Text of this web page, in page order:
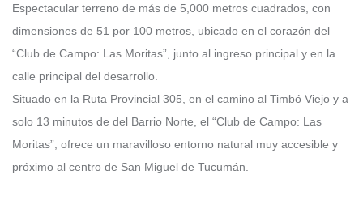
Espectacular terreno de más de 5,000 metros cuadrados, con
dimensiones de 51 por 100 metros, ubicado en el corazón del
“Club de Campo: Las Moritas”, junto al ingreso principal y en la
calle principal del desarrollo.
Situado en la Ruta Provincial 305, en el camino al Timbó Viejo y a
solo 13 minutos de del Barrio Norte, el “Club de Campo: Las
Moritas”, ofrece un maravilloso entorno natural muy accesible y
próximo al centro de San Miguel de Tucumán.